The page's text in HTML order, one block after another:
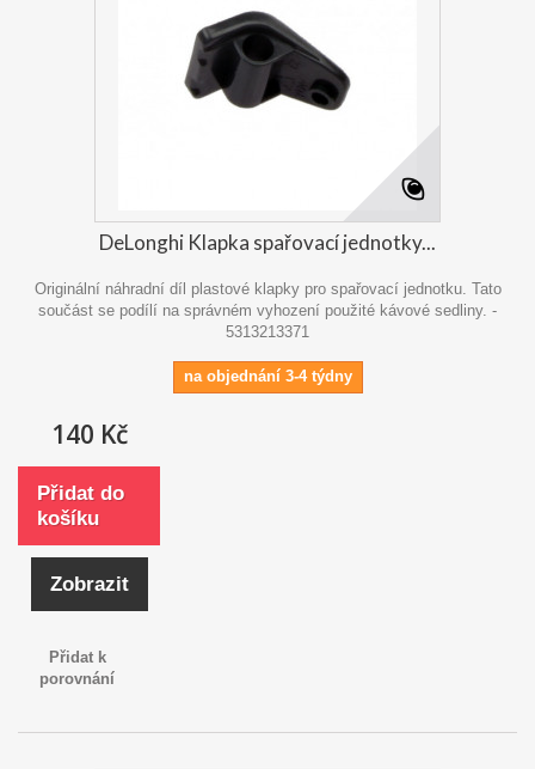
DeLonghi Klapka spařovací jednotky...
Originální náhradní díl plastové klapky pro spařovací jednotku. Tato
součást se podílí na správném vyhození použité kávové sedliny. -
5313213371
na objednání 3-4 týdny
140 Kč
Přidat do
košíku
Zobrazit
Přidat k
porovnání